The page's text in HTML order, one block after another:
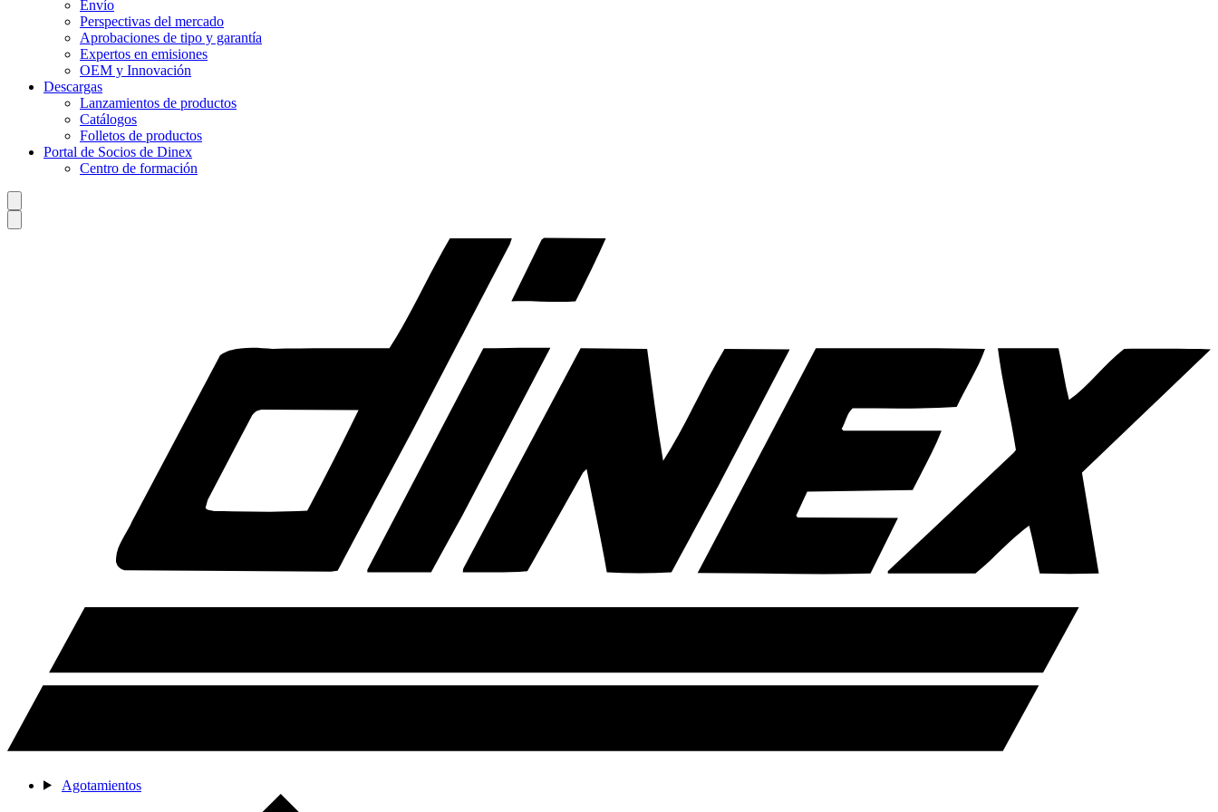
Envío
Perspectivas del mercado
Aprobaciones de tipo y garantía
Expertos en emisiones
OEM y Innovación
Descargas
Lanzamientos de productos
Catálogos
Folletos de productos
Portal de Socios de Dinex
Centro de formación
Agotamientos